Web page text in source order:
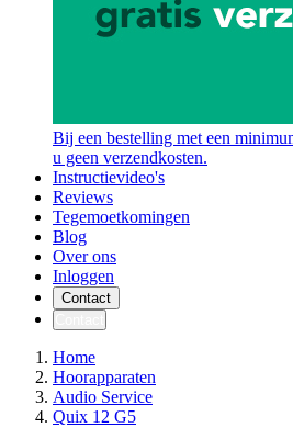
Bij een bestelling met een
u geen verzendkosten.
Instructievideo's
Reviews
Tegemoetkomingen
Blog
Over ons
Inloggen
Contact
Home
Hoorapparaten
Audio Service
Quix 12 G5